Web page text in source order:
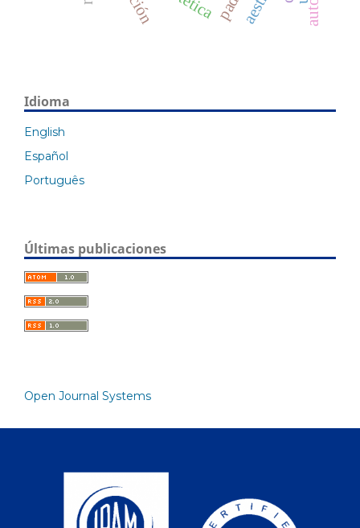
Idioma
English
Español
Português
Últimas publicaciones
Open Journal Systems